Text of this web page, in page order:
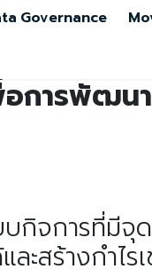
Governance
อการพัฒน
กิจการที่มีจุ
สร้างกำไร